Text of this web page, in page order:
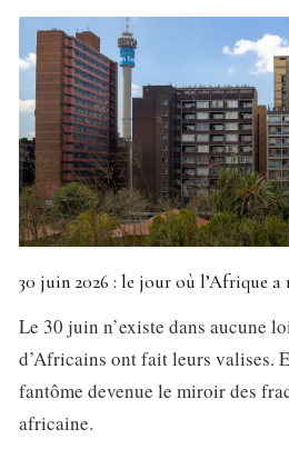
30 juin 2026 : le jour où l’Afrique a
Le 30 juin n’existe dans aucune
d’Africains ont fait leurs valises.
fantôme devenue le miroir des
africaine.